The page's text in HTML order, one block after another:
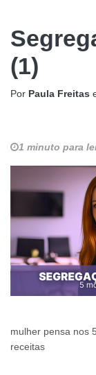
(1)
Por Paula Freitas
1 minuto para
mulher pensa nos
receitas